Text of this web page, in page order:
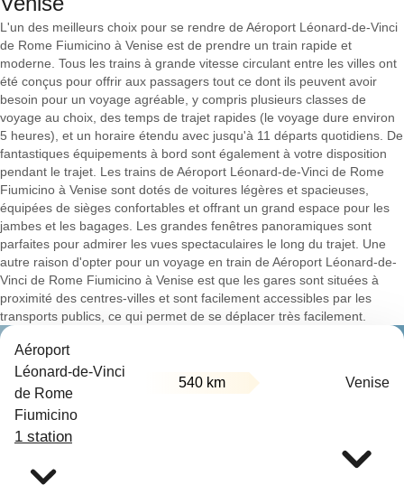
L'un des meilleurs choix pour se rendre de Aéroport Léonard-de-Vinci
de Rome Fiumicino à Venise est de prendre un train rapide et
moderne. Tous les trains à grande vitesse circulant entre les villes ont
été conçus pour offrir aux passagers tout ce dont ils peuvent avoir
besoin pour un voyage agréable, y compris plusieurs classes de
voyage au choix, des temps de trajet rapides (le voyage dure environ
5 heures), et un horaire étendu avec jusqu'à 11 départs quotidiens. De
fantastiques équipements à bord sont également à votre disposition
pendant le trajet. Les trains de Aéroport Léonard-de-Vinci de Rome
Fiumicino à Venise sont dotés de voitures légères et spacieuses,
équipées de sièges confortables et offrant un grand espace pour les
jambes et les bagages. Les grandes fenêtres panoramiques sont
parfaites pour admirer les vues spectaculaires le long du trajet. Une
autre raison d'opter pour un voyage en train de Aéroport Léonard-de-
Vinci de Rome Fiumicino à Venise est que les gares sont situées à
proximité des centres-villes et sont facilement accessibles par les
transports publics, ce qui permet de se déplacer très facilement.
Aéroport
Léonard-de-Vinci
de Rome
Fiumicino
540 km Venise
1 station